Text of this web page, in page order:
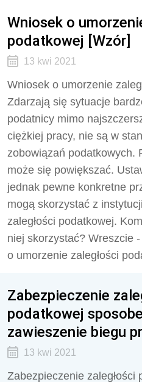
Wniosek o
podatkowej [Wzór]
13 kwi 2021
Wniosek o umorzenie
Zdarzają się sytuacje
podatnicy mimo
ciężkiej pracy, nie są w
zobowiązań podatkowych.
może się powiększać.
jednak pewne konkretne
mogą skorzystać z
zaległości podatkowej.
niej skorzystać? Wreszcie
o umorzenie zaległości
Zabezpieczenie
podatkowej
zawieszenie biegu
13 kwi 2021
Zabezpieczenie zaległości